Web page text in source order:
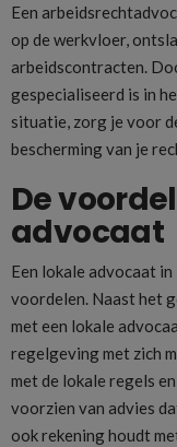
Een
op de werkvloer,
arbeidscontracten.
gespecialiseerd is in
situatie, zorg je voor
bescherming van je
De
advocaat
Een lokale advocaat
voordelen. Naast het
met een lokale
regelgeving met zich
met de lokale regels
voorzien van advies
ook rekening houdt